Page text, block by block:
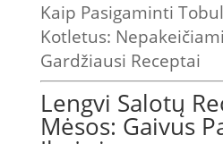
Kaip Pasigaminti
Kotletus:
Gardžiausi Receptai
Lengvi Salotų
Mėsos: Gaivus